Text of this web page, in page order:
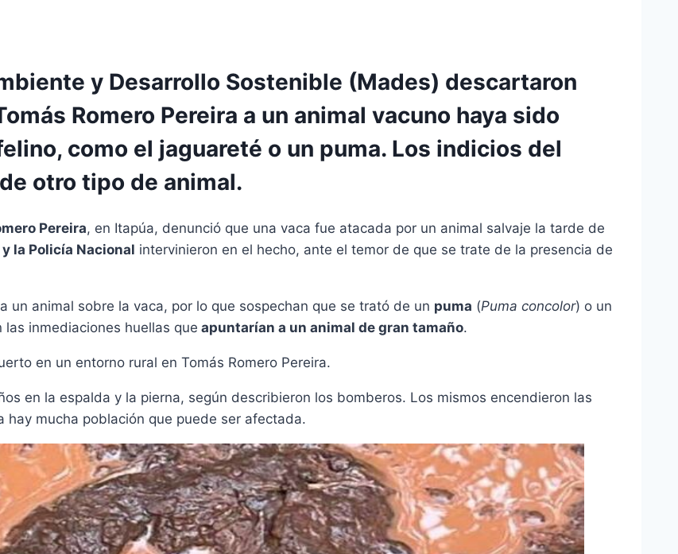
y Desarrollo Sostenible (Mades) descartaron
Romero Pereira a un animal vacuno haya sido
como el jaguareté o un puma. Los indicios del
otro tipo de animal.
Pereira, en Itapúa, denunció que una vaca fue atacada por un animal salvaje la tarde de
la Policía Nacional intervinieron en el hecho, ante el temor de que se trate de la presencia de
un animal sobre la vaca, por lo que sospechan que se trató de un puma (Puma concolor) o un
inmediaciones huellas que apuntarían a un animal de gran tamaño.
en un entorno rural en Tomás Romero Pereira.
en la espalda y la pierna, según describieron los bomberos. Los mismos encendieron las
mucha población que puede ser afectada.